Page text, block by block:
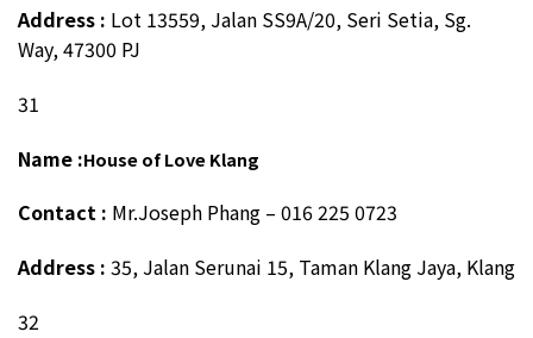
Address : Lot 13559, Jalan SS9A/20, Seri Setia, Sg.
Way, 47300 PJ
31
Name :House of Love Klang
Contact : Mr.Joseph Phang – 016 225 0723
Address : 35, Jalan Serunai 15, Taman Klang Jaya, Klang
32